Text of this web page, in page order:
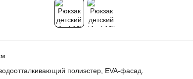
полиэстер, EVA-фасад.